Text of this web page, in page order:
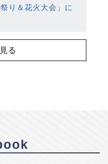
り＆花火大会」に
る